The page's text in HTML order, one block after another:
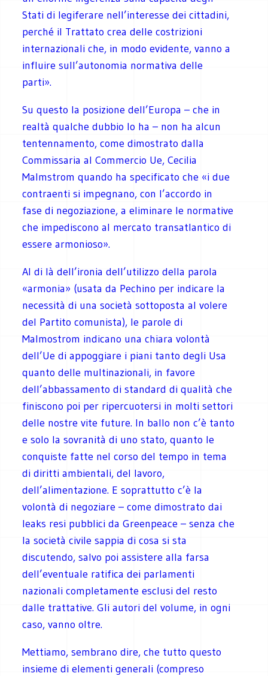
Stati di legiferare nell’interesse dei cittadini,
perché il Trattato crea delle costrizioni
internazionali che, in modo evidente, vanno a
influire sull’autonomia normativa delle
parti».
Su questo la posizione dell’Europa – che in
realtà qualche dubbio lo ha – non ha alcun
tentennamento, come dimostrato dalla
Commissaria al Commercio Ue, Cecilia
Malmstrom quando ha specificato che «i due
contraenti si impegnano, con l’accordo in
fase di negoziazione, a eliminare le normative
che impediscono al mercato transatlantico di
essere armonioso».
Al di là dell’ironia dell’utilizzo della parola
«armonia» (usata da Pechino per indicare la
necessità di una società sottoposta al volere
del Partito comunista), le parole di
Malmostrom indicano una chiara volontà
dell’Ue di appoggiare i piani tanto degli Usa
quanto delle multinazionali, in favore
dell’abbassamento di standard di qualità che
finiscono poi per ripercuotersi in molti settori
delle nostre vite future. In ballo non c’è tanto
e solo la sovranità di uno stato, quanto le
conquiste fatte nel corso del tempo in tema
di diritti ambientali, del lavoro,
dell’alimentazione. E soprattutto c’è la
volontà di negoziare – come dimostrato dai
leaks resi pubblici da Greenpeace – senza che
la società civile sappia di cosa si sta
discutendo, salvo poi assistere alla farsa
dell’eventuale ratifica dei parlamenti
nazionali completamente esclusi del resto
dalle trattative. Gli autori del volume, in ogni
caso, vanno oltre.
Mettiamo, sembrano dire, che tutto questo
insieme di elementi generali (compreso